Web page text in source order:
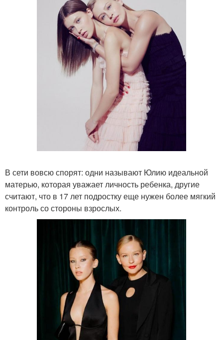
В сети вовсю спорят: одни называют Юлию идеальной
матерью, которая уважает личность ребенка, другие
считают, что в 17 лет подростку еще нужен более мягкий
контроль со стороны взрослых.